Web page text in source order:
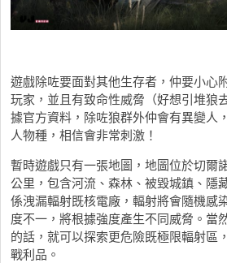
遊戲除咗要面對其他生存者，仲要小心
玩家，並且有致命性威脅（好想引堆狼
據官方資料，除咗狼群外仲會有異變人
人物種，相信會非常刺激！
暫時遊戲只有一張地圖，地圖位於切爾
公里，包含河流、森林、被毀城鎮、隱
係洩漏輻射既核電廠，輻射將會隨機感
度不一，將根據強度產生不同威脅。當
的話，就可以探索更危險既極限輻射區
戰利品。